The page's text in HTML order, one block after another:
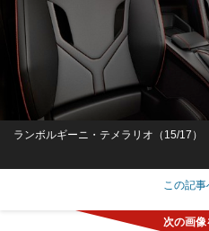
ランボルギーニ・テメラリオ（15/17）
この記